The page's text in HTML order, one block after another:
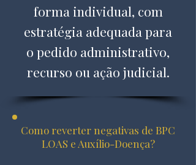
forma individual, com
estratégia adequada para
o pedido administrativo,
recurso ou ação judicial.
Como reverter negativas de BPC
LOAS e Auxílio-Doença?